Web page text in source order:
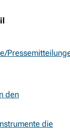
den
die